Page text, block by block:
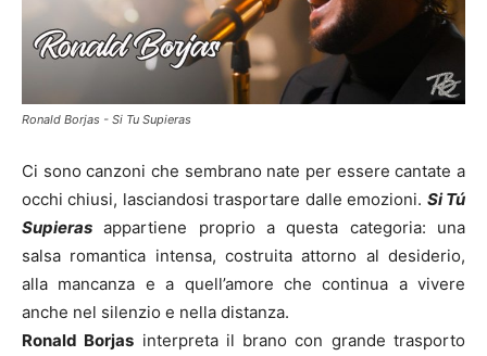
Ronald Borjas - Si Tu Supieras
Ci sono canzoni che sembrano nate per essere cantate a
occhi chiusi, lasciandosi trasportare dalle emozioni. Si Tú
Supieras appartiene proprio a questa categoria: una
salsa romantica intensa, costruita attorno al desiderio,
alla mancanza e a quell’amore che continua a vivere
anche nel silenzio e nella distanza.
Ronald Borjas interpreta il brano con grande trasporto